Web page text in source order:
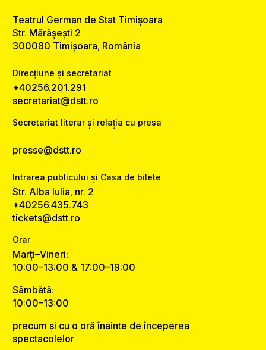
Teatrul German de Stat Timișoara
Str. Mărășești 2
300080 Timișoara, România
Direcțiune și secretariat
+40256.201.291
secretariat@dstt.ro
Secretariat literar și relația cu presa
presse@dstt.ro
Intrarea publicului și Casa de bilete
Str. Alba Iulia, nr. 2
+40256.435.743
tickets@dstt.ro
Orar
Marți–Vineri:
10:00–13:00 & 17:00–19:00
Sâmbătă:
10:00–13:00
precum și cu o oră înainte de începerea
spectacolelor